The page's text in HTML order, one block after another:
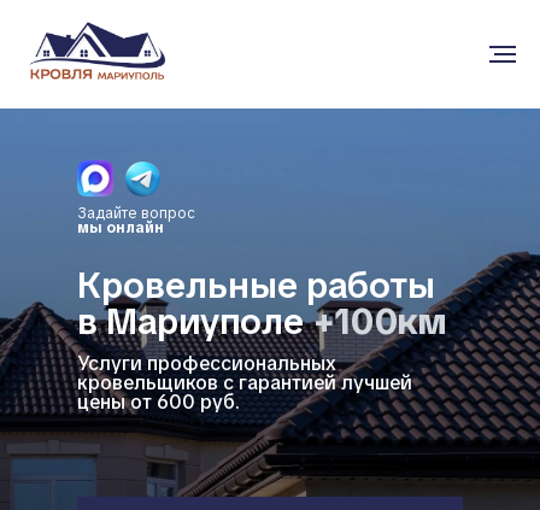
Услуги профессиональных
кровельщиков с гарантией лучшей
цены от 600 руб.
Кровельные работы
в Мариуполе+100км
Задайте вопрос
мы онлайн